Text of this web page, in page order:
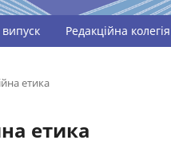
Редакційна колегія
етика
етика